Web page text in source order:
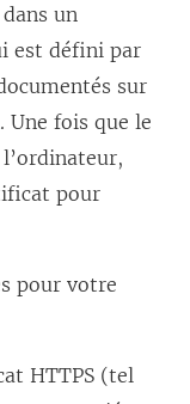
un
est défini par
sur
. Une fois que le
pour
pour votre
HTTPS (tel